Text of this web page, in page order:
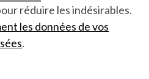
réduire les indésirables.
les données de vos
.